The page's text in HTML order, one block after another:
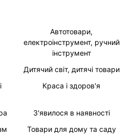
Автотовари,
електроінструмент, ручний
інструмент
Дитячий світ, дитячі товари
Краса і здоров'я
З'явилося в наявності
Товари для дому та саду